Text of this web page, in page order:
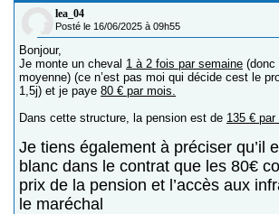
lea_04
Posté le 16/06/2025 à 09h55
Bonjour,
Je monte un cheval 1 à 2 fois par semaine (donc
moyenne) (ce n’est pas moi qui décide cest le
1,5j) et je paye 80 € par mois.
Dans cette structure, la pension est de 135 € par
Je tiens également à préciser qu’il
blanc dans le contrat que les 80€
prix de la pension et l’accès aux
le maréchal